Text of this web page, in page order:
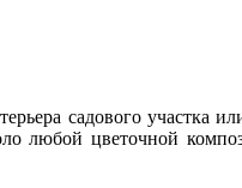
садового участка
любой цветочной